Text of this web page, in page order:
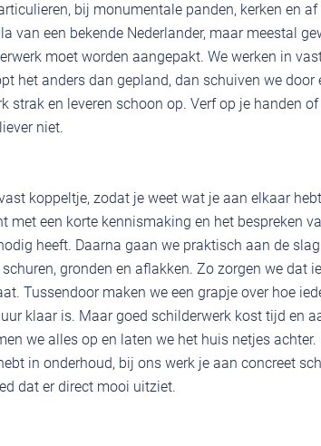
bij monumentale panden, kerken en af
van een bekende Nederlander, maar meestal
moet worden aangepakt. We werken in
het anders dan gepland, dan schuiven we door
strak en leveren schoon op. Verf op je handen
niet.
koppeltje, zodat je weet wat je aan elkaar
met een korte kennismaking en het bespreken
heeft. Daarna gaan we praktisch aan de
gronden en aflakken. Zo zorgen we dat
Tussendoor maken we een grapje over hoe
klaar is. Maar goed schilderwerk kost tijd en
we alles op en laten we het huis netjes achter.
in onderhoud, bij ons werk je aan concreet
dat er direct mooi uitziet.